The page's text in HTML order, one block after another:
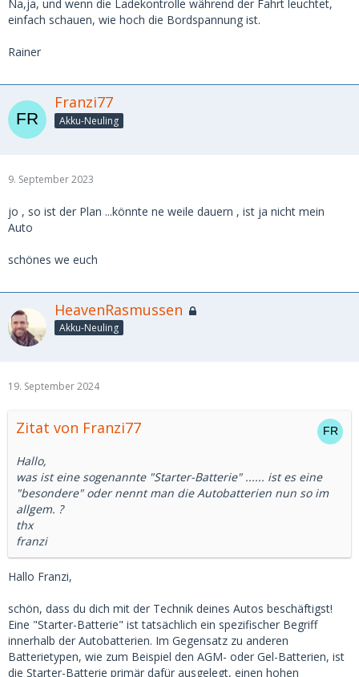
Na,ja, und wenn die Ladekontrolle während der Fahrt leuchtet,
einfach schauen, wie hoch die Bordspannung ist.
Rainer
Franzi77
Akku-Neuling
9. September 2023
jo , so ist der Plan ...könnte ne weile dauern , ist ja nicht mein
Auto
schönes we euch
HeavenRasmussen
Akku-Neuling
19. September 2024
Zitat von Franzi77
Hallo,
was ist eine sogenannte "Starter-Batterie" ...... ist es eine
"besondere" oder nennt man die Autobatterien nun so im
allgem. ?
thx
franzi
Hallo Franzi,
schön, dass du dich mit der Technik deines Autos beschäftigst!
Eine "Starter-Batterie" ist tatsächlich ein spezifischer Begriff
innerhalb der Autobatterien. Im Gegensatz zu anderen
Batterietypen, wie zum Beispiel den AGM- oder Gel-Batterien, ist
die Starter-Batterie primär dafür ausgelegt, einen hohen